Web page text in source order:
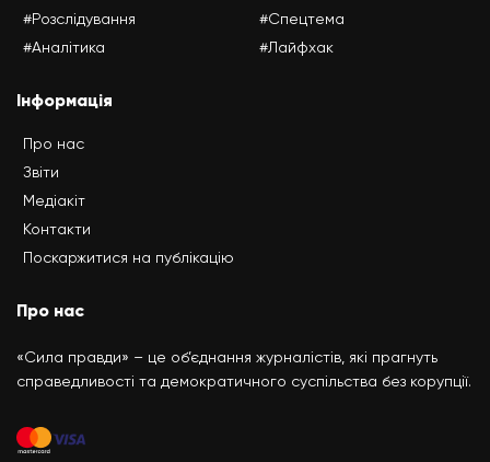
#Розслідування
#Аналітика
#Спецтема
#Лайфхак
Інформація
Про нас
Звіти
Медіакіт
Контакти
Поскаржитися на публікацію
Про нас
«Сила правди» – це об’єднання журналістів, які прагнуть
справедливості та демократичного суспільства без корупції.